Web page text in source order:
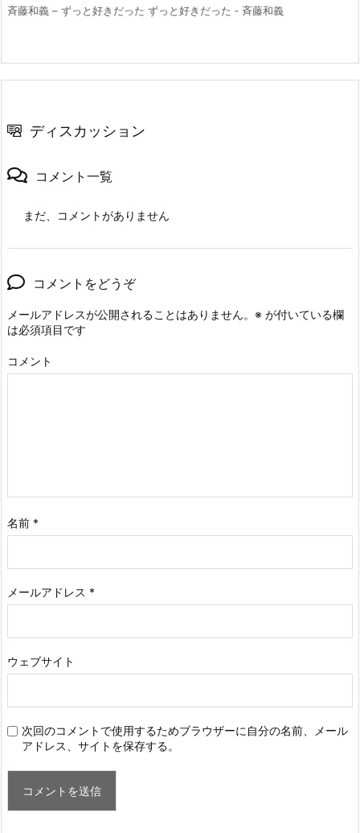
斉藤和義 – ずっと好きだった ずっと好きだった ‑ 斉藤和義
ディスカッション
コメント一覧
まだ、コメントがありません
コメントをどうぞ
メールアドレスが公開されることはありません。 ※ が付いている欄
は必須項目です
コメント
名前 *
メールアドレス *
ウェブサイト
次回のコメントで使用するためブラウザーに自分の名前、メール
アドレス、サイトを保存する。